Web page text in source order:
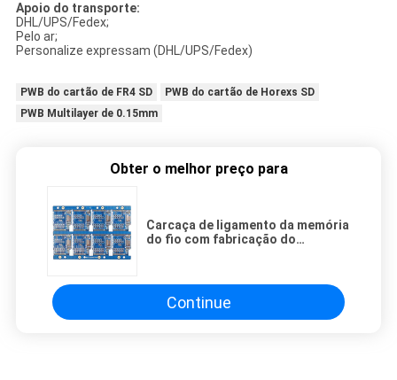
Apoio do transporte:
DHL/UPS/Fedex;
Pelo ar;
Personalize expressam (DHL/UPS/Fedex)
PWB do cartão de FR4 SD
PWB do cartão de Horexs SD
PWB Multilayer de 0.15mm
Obter o melhor preço para
Carcaça de ligamento da memória
do fio com fabricação do
Continue